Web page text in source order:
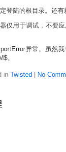
登陆的根目录。还
仅用于调试，不要
异常。虽然
。
in Twisted No